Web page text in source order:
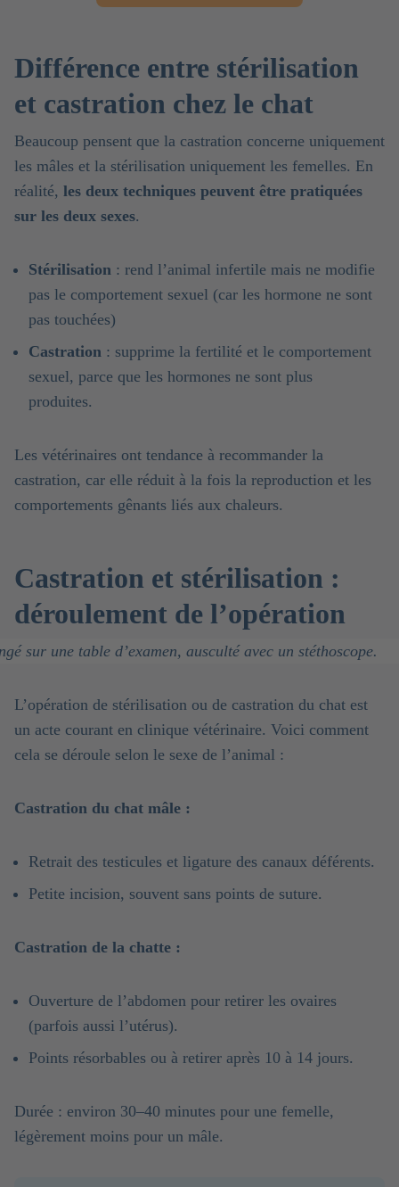
Différence entre stérilisation
et castration chez le chat
Beaucoup pensent que la castration concerne uniquement
les mâles et la stérilisation uniquement les femelles. En
réalité, les deux techniques peuvent être pratiquées
sur les deux sexes.
Stérilisation : rend l’animal infertile mais ne modifie
pas le comportement sexuel (car les hormone ne sont
pas touchées)
Castration : supprime la fertilité et le comportement
sexuel, parce que les hormones ne sont plus
produites.
Les vétérinaires ont tendance à recommander la
castration, car elle réduit à la fois la reproduction et les
comportements gênants liés aux chaleurs.
Castration et stérilisation :
déroulement de l’opération
L’opération de stérilisation ou de castration du chat est
un acte courant en clinique vétérinaire. Voici comment
cela se déroule selon le sexe de l’animal :
Castration du chat mâle :
Retrait des testicules et ligature des canaux déférents.
Petite incision, souvent sans points de suture.
Castration de la chatte :
Ouverture de l’abdomen pour retirer les ovaires
(parfois aussi l’utérus).
Points résorbables ou à retirer après 10 à 14 jours.
Durée : environ 30–40 minutes pour une femelle,
légèrement moins pour un mâle.